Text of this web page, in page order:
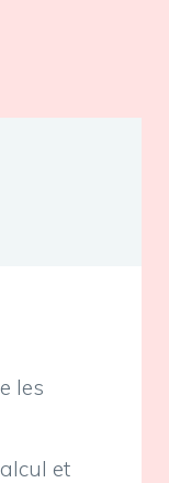
les
et